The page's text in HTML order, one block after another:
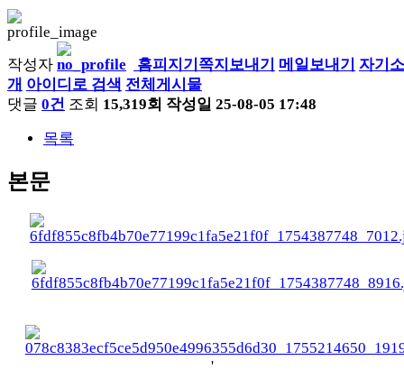
작성자 홈피지기 쪽지보내기 메일보내기
자기소
개 아이디로 검색 전체게시물
댓글 0건 조회 15,319회 작성일 25-08-05 17:48
목록
본문
'